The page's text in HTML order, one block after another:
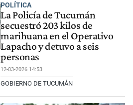
POLÍTICA
La Policía de Tucumán
secuestró 203 kilos de
marihuana en el Operativo
Lapacho y detuvo a seis
personas
12-03-2026 14:53
GOBIERNO DE TUCUMÁN